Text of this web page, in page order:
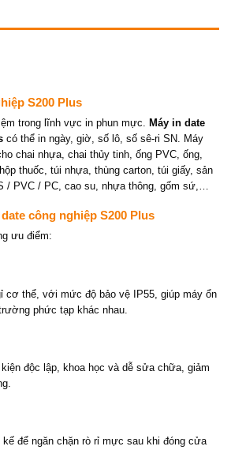
S200 Plus
trong lĩnh vực in phun mực. Máy in date
có thể in ngày, giờ, số lô, số sê-ri SN. Máy
chai nhựa, chai thủy tinh, ống PVC, ống,
thuốc, túi nhựa, thùng carton, túi giấy, sản
/ PVC / PC, cao su, nhựa thông, gốm sứ,…
công nghiệp S200 Plus
ưu điểm:
cơ thể, với mức độ bảo vệ IP55, giúp máy ổn
phức tạp khác nhau.
độc lập, khoa học và dễ sửa chữa, giảm
để ngăn chặn rò rỉ mực sau khi đóng cửa